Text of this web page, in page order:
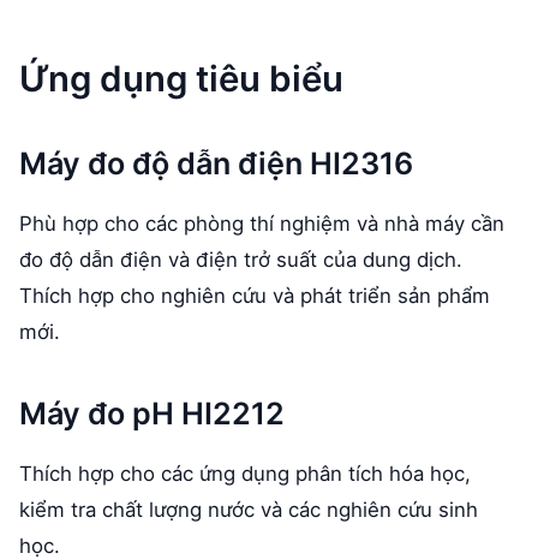
Ứng dụng tiêu biểu
Máy đo độ dẫn điện HI2316
Phù hợp cho các phòng thí nghiệm và nhà máy cần
đo độ dẫn điện và điện trở suất của dung dịch.
Thích hợp cho nghiên cứu và phát triển sản phẩm
mới.
Máy đo pH HI2212
Thích hợp cho các ứng dụng phân tích hóa học,
kiểm tra chất lượng nước và các nghiên cứu sinh
học.